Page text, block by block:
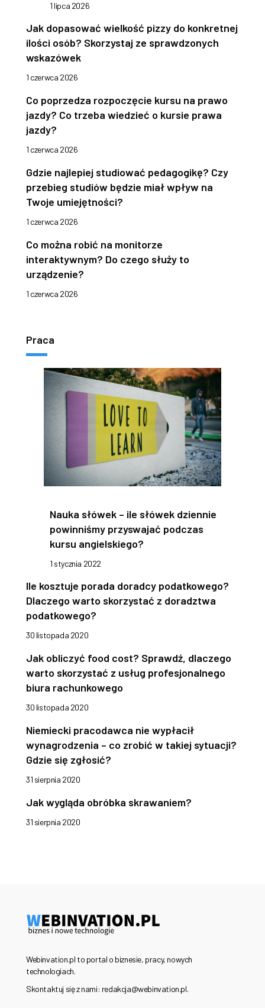
1 lipca 2026
Jak dopasować wielkość pizzy do konkretnej
ilości osób? Skorzystaj ze sprawdzonych
wskazówek
1 czerwca 2026
Co poprzedza rozpoczęcie kursu na prawo
jazdy? Co trzeba wiedzieć o kursie prawa
jazdy?
1 czerwca 2026
Gdzie najlepiej studiować pedagogikę? Czy
przebieg studiów będzie miał wpływ na
Twoje umiejętności?
1 czerwca 2026
Co można robić na monitorze
interaktywnym? Do czego służy to
urządzenie?
1 czerwca 2026
Praca
Nauka słówek – ile słówek dziennie
powinniśmy przyswajać podczas
kursu angielskiego?
1 stycznia 2022
Ile kosztuje porada doradcy podatkowego?
Dlaczego warto skorzystać z doradztwa
podatkowego?
30 listopada 2020
Jak obliczyć food cost? Sprawdź, dlaczego
warto skorzystać z usług profesjonalnego
biura rachunkowego
30 listopada 2020
Niemiecki pracodawca nie wypłacił
wynagrodzenia – co zrobić w takiej sytuacji?
Gdzie się zgłosić?
31 sierpnia 2020
Jak wygląda obróbka skrawaniem?
31 sierpnia 2020
Webinvation.pl to portal o biznesie, pracy, nowych
technologiach.
Skontaktuj się z nami: redakcja@webinvation.pl.